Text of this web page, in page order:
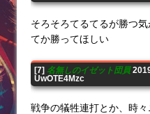
そろそろてるてるが勝つ
てか勝ってほしい
[7] 名無しのイゼット団員
UwOTE4Mzc
戦争の犠牲連打とか、時